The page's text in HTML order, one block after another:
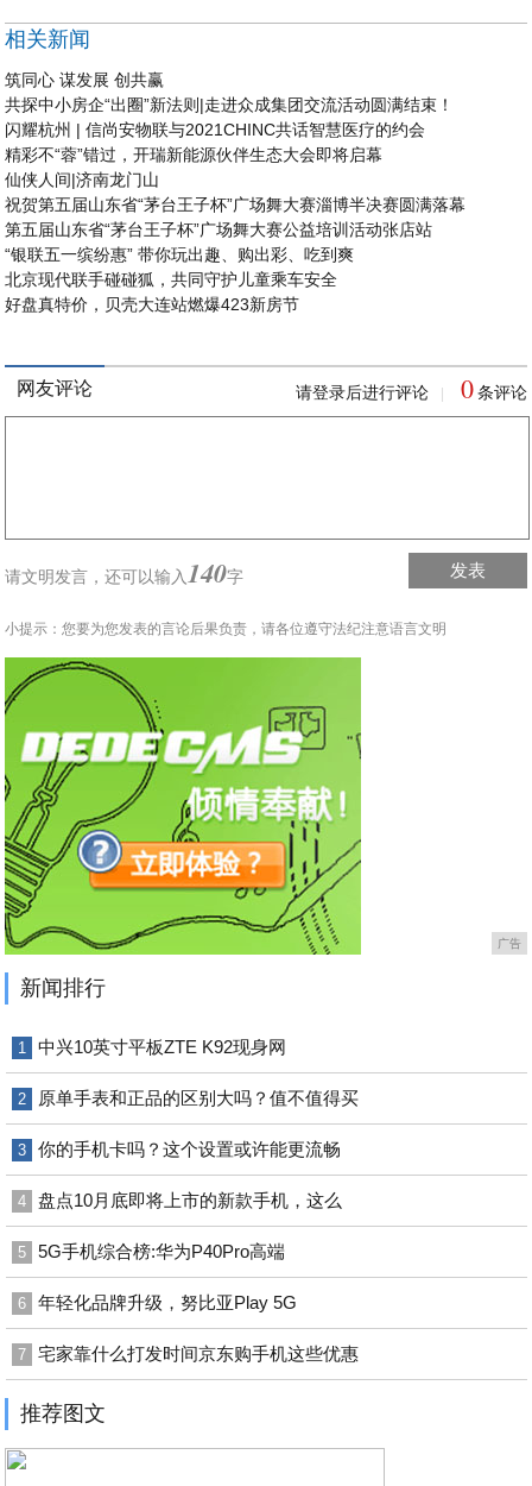
相关新闻
筑同心 谋发展 创共赢
共探中小房企“出圈”新法则|走进众成集团交流活动圆满结束！
闪耀杭州 | 信尚安物联与2021CHINC共话智慧医疗的约会
精彩不“蓉”错过，开瑞新能源伙伴生态大会即将启幕
仙侠人间|济南龙门山
祝贺第五届山东省“茅台王子杯”广场舞大赛淄博半决赛圆满落幕
第五届山东省“茅台王子杯”广场舞大赛公益培训活动张店站
“银联五一缤纷惠” 带你玩出趣、购出彩、吃到爽
北京现代联手碰碰狐，共同守护儿童乘车安全
好盘真特价，贝壳大连站燃爆423新房节
网友评论 请登录后进行评论 0 条评论
请文明发言，还可以输入 140字 发表
小提示：您要为您发表的言论后果负责，请各位遵守法纪注意语言文明
广告
新闻排行
1 中兴10英寸平板ZTE K92现身网
2 原单手表和正品的区别大吗？值不值得买
3 你的手机卡吗？这个设置或许能更流畅
4 盘点10月底即将上市的新款手机，这么
5 5G手机综合榜:华为P40Pro高端
6 年轻化品牌升级，努比亚Play 5G
7 宅家靠什么打发时间京东购手机这些优惠
推荐图文